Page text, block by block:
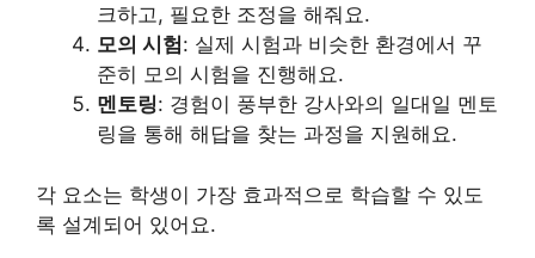
크하고, 필요한 조정을 해줘요.
모의 시험: 실제 시험과 비슷한 환경에서 꾸
준히 모의 시험을 진행해요.
멘토링: 경험이 풍부한 강사와의 일대일 멘토
링을 통해 해답을 찾는 과정을 지원해요.
각 요소는 학생이 가장 효과적으로 학습할 수 있도
록 설계되어 있어요.